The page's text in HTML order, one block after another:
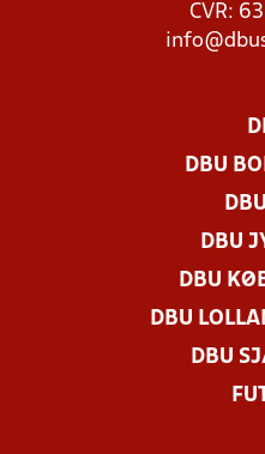
CVR:
DBU
DBU
DBU
DBU
DBU